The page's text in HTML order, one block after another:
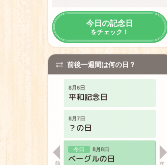
今日の記念日
をチェック！
前後一週間は何の日？
走ろうの日
ハンコの日
8月6日
平和記念日
8月7日
？の日
8月8日
ベーグルの日